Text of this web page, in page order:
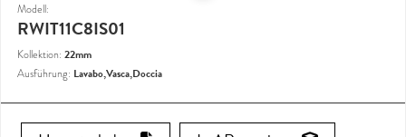
Modell:
RWIT11C8IS01
Kollektion: 22mm
Ausführung: Lavabo,Vasca,Doccia